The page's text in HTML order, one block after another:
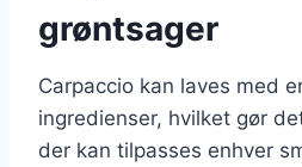
grøntsager
Carpaccio kan laves med
ingredienser, hvilket gør
der kan tilpasses enhver